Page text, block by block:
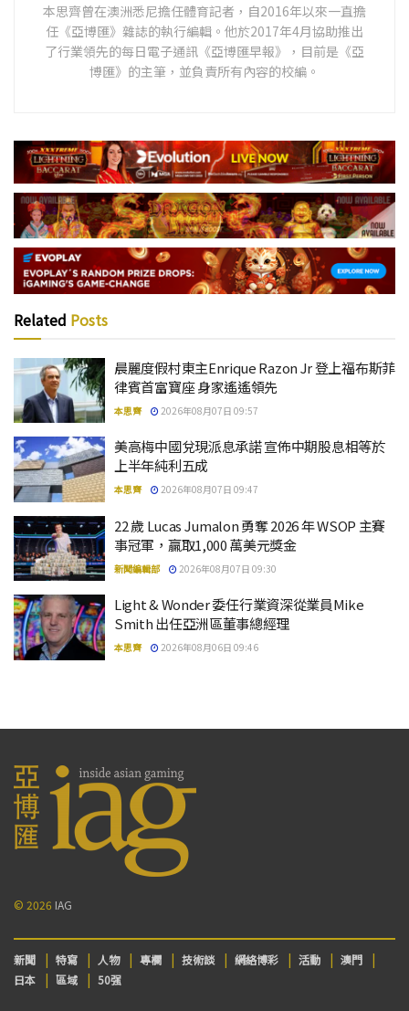
本思齊曾在澳洲悉尼擔任體育記者，自2016年以來一直擔
任《亞博匯》雜誌的執行編輯。他於2017年4月協助推出
了行業領先的每日電子通訊《亞博匯早報》，目前是《亞
博匯》的主筆，並負責所有內容的校編。
Related Posts
晨麗度假村東主Enrique Razon Jr 登上福布斯菲
律賓首富寶座 身家遙遙領先
本思齊 2026年08月07日 09:57
美高梅中國兌現派息承諾 宣佈中期股息相等於
上半年純利五成
本思齊 2026年08月07日 09:47
22 歲 Lucas Jumalon 勇奪 2026 年 WSOP 主賽
事冠軍，贏取1,000 萬美元獎金
新聞編輯部 2026年08月07日 09:30
Light & Wonder 委任行業資深從業員Mike
Smith 出任亞洲區董事總經理
本思齊 2026年08月06日 09:46
© 2026 IAG
新聞 特寫 人物 專欄 技術談 網絡博彩 活動
澳門
日本
區域 50强